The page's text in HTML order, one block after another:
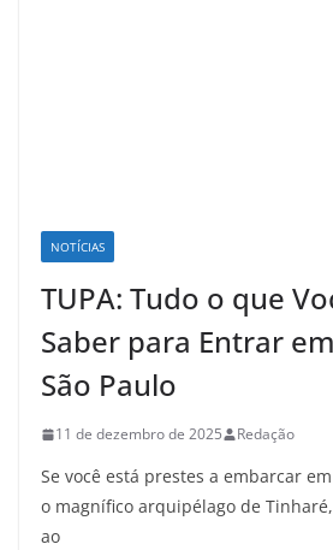
NOTÍCIAS
TUPA: Tudo o que
Saber para Entrar
São Paulo
11 de dezembro de 2025 Redação
Se você está prestes a embarcar
o magnífico arquipélago de
ao